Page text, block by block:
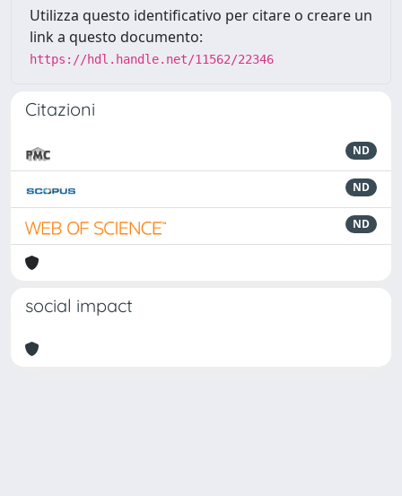
Utilizza questo identificativo per citare o creare un
link a questo documento:
https://hdl.handle.net/11562/22346
Citazioni
ND
ND
ND
social impact